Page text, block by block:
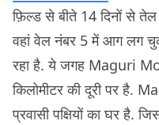
फ़िल्ड से बीते 14 दिनों से
वहां वेल नंबर 5 में आग लग
रहा है. ये जगह Maguri
किलोमीटर की दूरी पर
प्रवासी पक्षियों का घर है.